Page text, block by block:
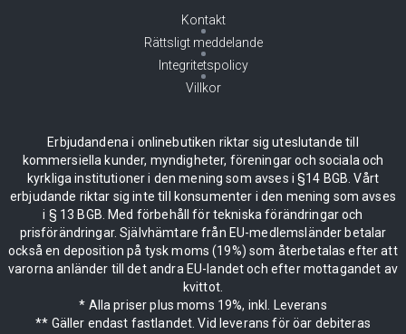
Kontakt
Rättsligt meddelande
Integritetspolicy
Villkor
Erbjudandena i onlinebutiken riktar sig uteslutande till
kommersiella kunder, myndigheter, föreningar och sociala och
kyrkliga institutioner i den mening som avses i §14 BGB. Vårt
erbjudande riktar sig inte till konsumenter i den mening som avses
i § 13 BGB. Med förbehåll för tekniska förändringar och
prisförändringar. Självhämtare från EU-medlemsländer betalar
också en deposition på tysk moms (19%) som återbetalas efter att
varorna anländer till det andra EU-landet och efter mottagandet av
kvittot.
* Alla priser plus moms 19%, inkl. Leverans
** Gäller endast fastlandet. Vid leverans för öar debiteras